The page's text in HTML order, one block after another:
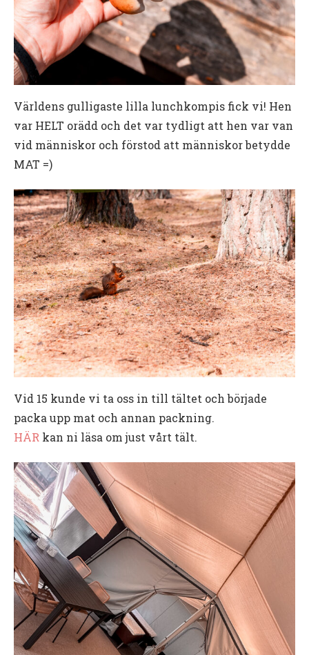
Världens gulligaste lilla lunchkompis fick vi! Hen
var HELT orädd och det var tydligt att hen var van
vid människor och förstod att människor betydde
MAT =)
Vid 15 kunde vi ta oss in till tältet och började
packa upp mat och annan packning.
HÄR kan ni läsa om just vårt tält.